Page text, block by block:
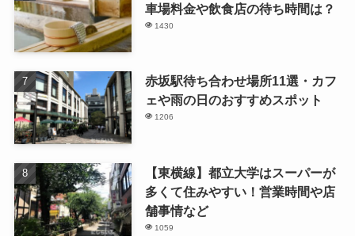
車場料金や飲食店の待ち時間は？
1430
赤坂駅待ち合わせ場所11選・カフ
ェや雨の日のおすすめスポット
1206
【東横線】都立大学はスーパーが
多くて住みやすい！営業時間や店
舗事情など
1059